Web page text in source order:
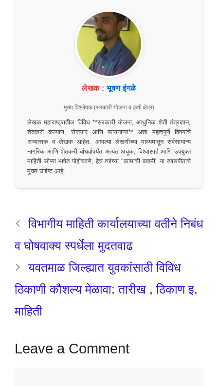
लेखक : भूषण इंगळे
मुख्य विश्लेषक (सरकारी योजना व कृषी क्षेत्र)
लेखक महाराष्ट्रातील विविध **सरकारी योजना, आधुनिक शेती तंत्रज्ञान,
शेतकरी कल्याण, रोजगार आणि फायनान्स** अशा महत्वपूर्ण विषयांचे
अभ्यासक व लेखक आहेत. आपल्या लेखणीच्या माध्यमातून सर्वसामान्य
नागरिक आणि शेतकरी बांधवांपर्यंत अत्यंत अचूक, विश्वासार्ह आणि उपयुक्त
माहिती सोप्या भाषेत पोहोचवणे, हेच त्यांच्या "कामाची बातमी" या व्यासपीठाचे
मुख्य उद्दिष्ट आहे.
विभागीय माहिती कार्यालयाच्या वतीने निबंध
व घोषवाक्य स्पर्धेला मुदतवाढ
यवतमाळ जिल्ह्यात युवकांसाठी विविध
ठिकाणी कौशल्य मेळावा: तारीख , ठिकाण इ.
माहिती
Leave a Comment